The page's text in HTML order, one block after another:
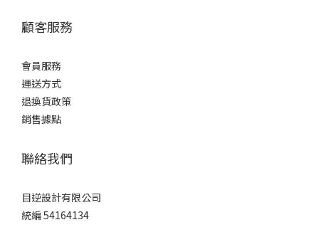
顧客服務
會員服務
運送方式
退換貨政策
銷售據點
聯絡我們
目逆設計有限公司
統編 54164134